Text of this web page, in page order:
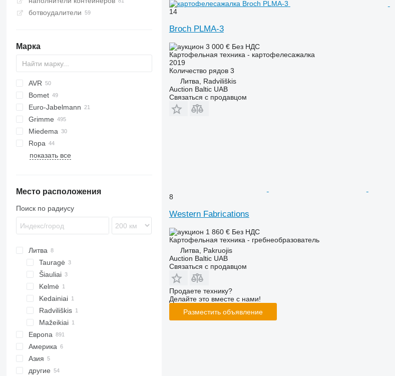
ботвоудалители
Марка
AVR
Ceres
Esprit
MultiForce
Puma
Spirit
Z-series
Bomet
S-series
U-series
Z-series
Junior
Euro-Jabelmann
E series
Grimme
BFL
CS
DL
FA
GL
GT
HT
KS
LK
MK
PRIOS
RH
SE
SF
VARITRON
VL
WH
VL
UN
Miedema
SB
Ropa
Keiler
BOLKO
показать все
Место расположения
Поиск по радиусу
Литва
Tauragė
Šiauliai
Kelmė
Kedainiai
Radviliškis
Mažeikiai
Европа
Германия
Польша
Америка
США
Азия
Турция
другие
14
Broch PLMA-3
3 000 € Без НДС
Картофельная техника - картофелесажалка
2019
Количество рядов 3
Литва, Radviliškis
Auction Baltic UAB
Связаться с продавцом
8
Western Fabrications
1 860 € Без НДС
Картофельная техника - гребнеобразователь
Литва, Pakruojis
Auction Baltic UAB
Связаться с продавцом
Продаете технику?
Делайте это вместе с нами!
Разместить объявление